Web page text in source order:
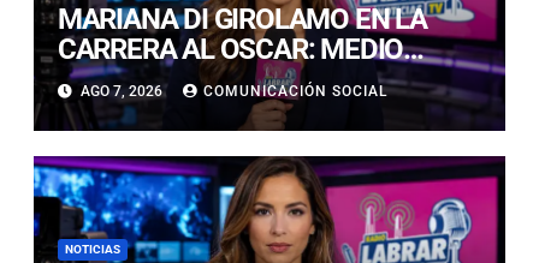
MARIANA DI GIROLAMO EN LA
CARRERA AL OSCAR: MEDIO
ESPECIALIZADO LA PROPONE
COMO UNA DE LAS FAVORITAS
AGO 7, 2026 COMUNICACIÓN SOCIAL
NOTICIAS